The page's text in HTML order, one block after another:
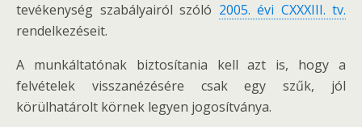
tevékenység szabályairól szóló 2005. évi CXXXIII. tv.
rendelkezéseit.
A munkáltatónak biztosítania kell azt is, hogy a
felvételek visszanézésére csak egy szűk, jól
körülhatárolt körnek legyen jogosítványa.